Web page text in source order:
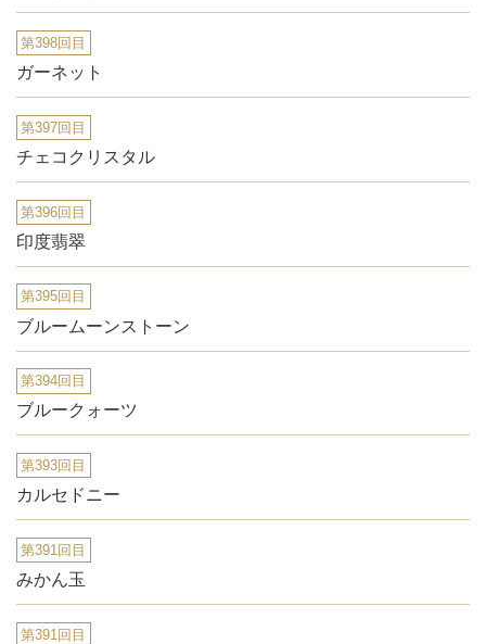
第398回目
ガーネット
第397回目
チェコクリスタル
第396回目
印度翡翠
第395回目
ブルームーンストーン
第394回目
ブルークォーツ
第393回目
カルセドニー
第391回目
みかん玉
第391回目